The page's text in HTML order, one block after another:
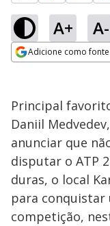
A+ A-
Adicione como
Principal
Daniil
anunciar que
disputar o ATP
duras, o local
para conquistar
competição,